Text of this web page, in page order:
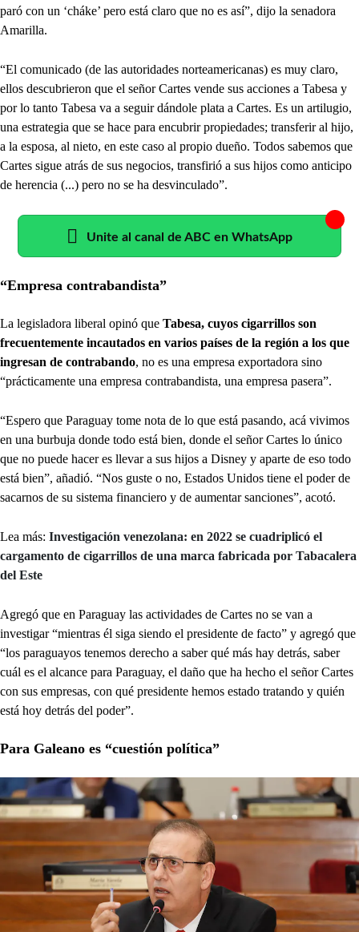
paró con un ‘cháke’ pero está claro que no es así”, dijo la senadora
Amarilla.
“El comunicado (de las autoridades norteamericanas) es muy claro,
ellos descubrieron que el señor Cartes vende sus acciones a Tabesa y
por lo tanto Tabesa va a seguir dándole plata a Cartes. Es un artilugio,
una estrategia que se hace para encubrir propiedades; transferir al hijo,
a la esposa, al nieto, en este caso al propio dueño. Todos sabemos que
Cartes sigue atrás de sus negocios, transfirió a sus hijos como anticipo
de herencia (...) pero no se ha desvinculado”.
Unite al canal de ABC en WhatsApp
“Empresa contrabandista”
La legisladora liberal opinó que Tabesa, cuyos cigarrillos son
frecuentemente incautados en varios países de la región a los que
ingresan de contrabando, no es una empresa exportadora sino
“prácticamente una empresa contrabandista, una empresa pasera”.
“Espero que Paraguay tome nota de lo que está pasando, acá vivimos
en una burbuja donde todo está bien, donde el señor Cartes lo único
que no puede hacer es llevar a sus hijos a Disney y aparte de eso todo
está bien”, añadió. “Nos guste o no, Estados Unidos tiene el poder de
sacarnos de su sistema financiero y de aumentar sanciones”, acotó.
Lea más: Investigación venezolana: en 2022 se cuadriplicó el
cargamento de cigarrillos de una marca fabricada por Tabacalera
del Este
Agregó que en Paraguay las actividades de Cartes no se van a
investigar “mientras él siga siendo el presidente de facto” y agregó que
“los paraguayos tenemos derecho a saber qué más hay detrás, saber
cuál es el alcance para Paraguay, el daño que ha hecho el señor Cartes
con sus empresas, con qué presidente hemos estado tratando y quién
está hoy detrás del poder”.
Para Galeano es “cuestión política”